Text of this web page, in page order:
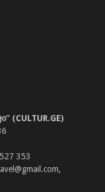
(CULTUR.GE)
353